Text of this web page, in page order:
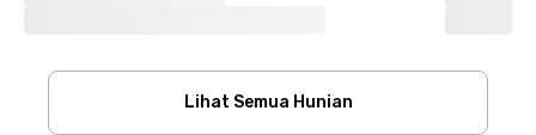
Lihat Semua Hunian